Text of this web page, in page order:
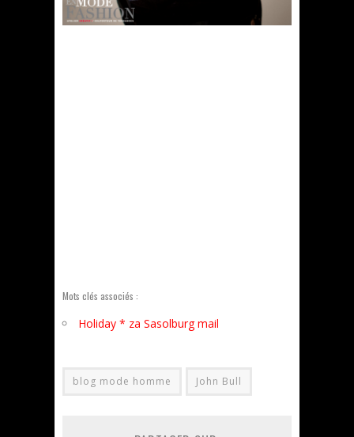
Mots clés associés :
Holiday * za Sasolburg mail
blog mode homme John Bull